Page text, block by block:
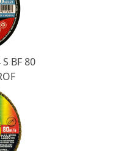
BF 80